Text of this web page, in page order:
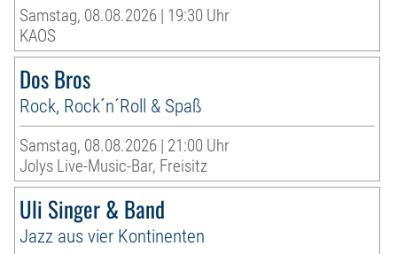
Samstag, 08.08.2026 | 19:30 Uhr
KAOS
Dos Bros
Rock, Rock´n´Roll & Spaß
Samstag, 08.08.2026 | 21:00 Uhr
Jolys Live-Music-Bar, Freisitz
Uli Singer & Band
Jazz aus vier Kontinenten